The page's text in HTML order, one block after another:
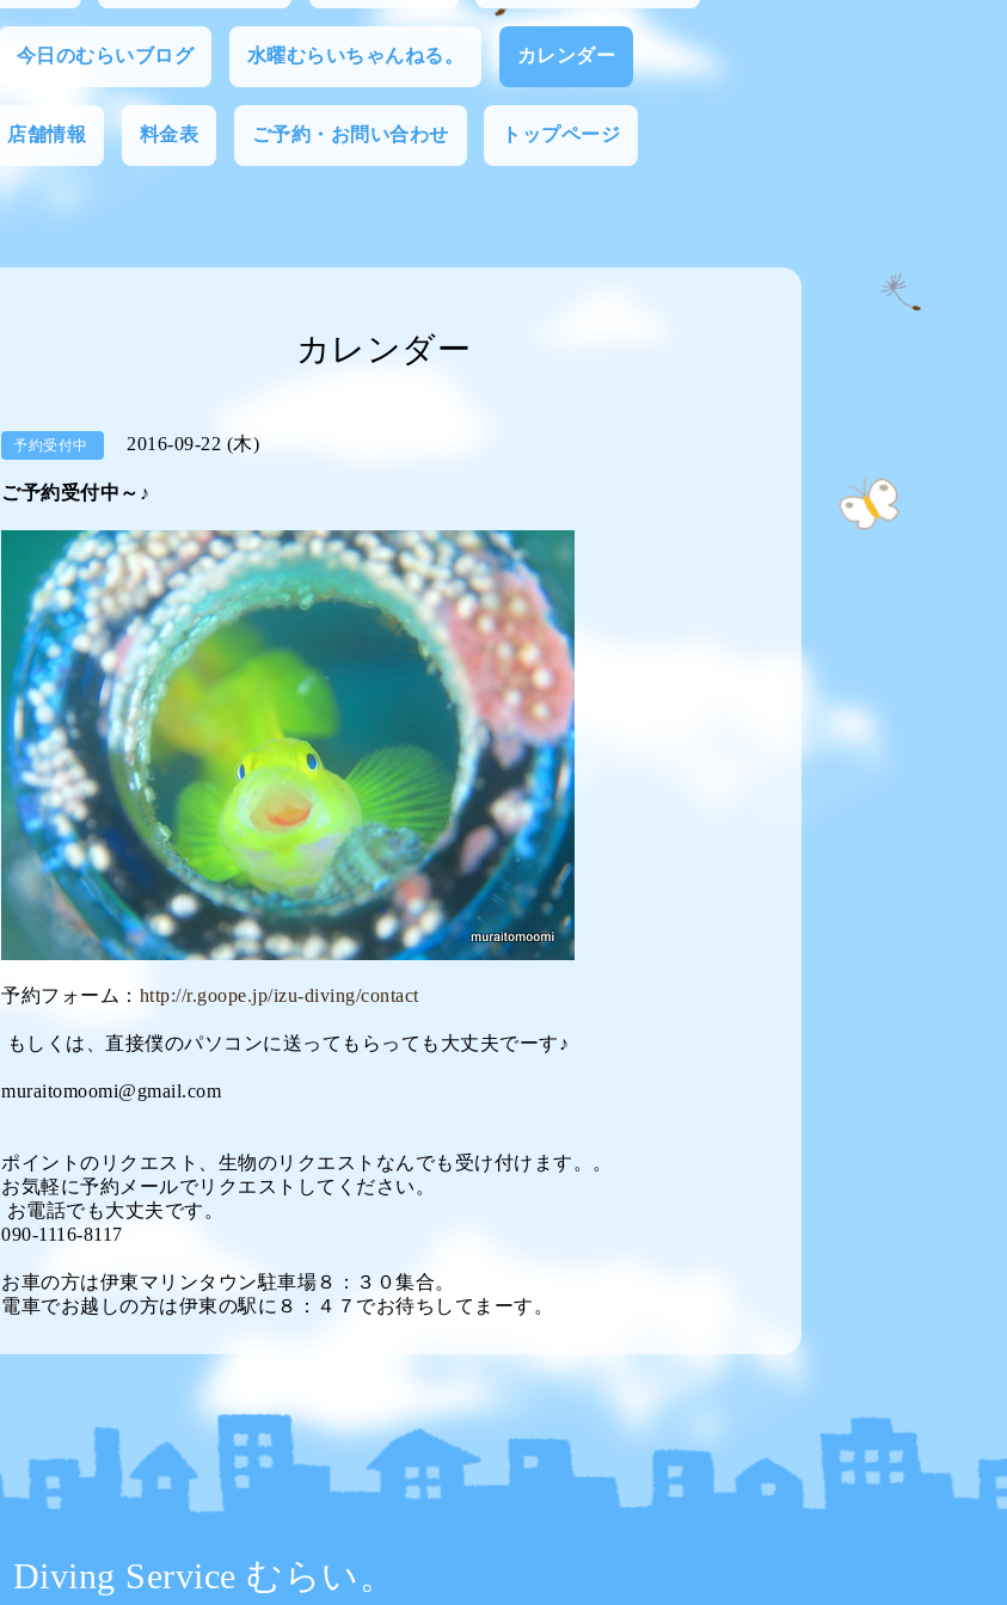
今日のむらいブログ 水曜むらいちゃんねる。 カレンダー
店舗情報 料金表 ご予約・お問い合わせ トップページ
カレンダー
予約受付中 2016-09-22 (木)
ご予約受付中～♪
予約フォーム： http://r.goope.jp/izu-diving/contact
もしくは、直接僕のパソコンに送ってもらっても大丈夫でーす♪
muraitomoomi@gmail.com
ポイントのリクエスト、生物のリクエストなんでも受け付けます。。
お気軽に予約メールでリクエストしてください。
お電話でも大丈夫です。
090-1116-8117
お車の方は伊東マリンタウン駐車場８：３０集合。
電車でお越しの方は伊東の駅に８：４７でお待ちしてまーす。
Diving Service むらい。